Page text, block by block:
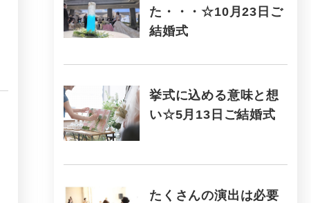
た・・・☆10月23日ご
結婚式
挙式に込める意味と想
い☆5月13日ご結婚式
たくさんの演出は必要